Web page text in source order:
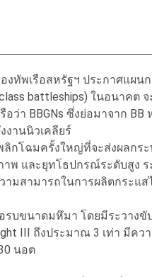
ทัพเรือสหรัฐฯ ประกาศแผนก
battleships) ในอนาคต
อว่า BBGNs ซึ่งย่อมาจาก
งานนิวเคลียร์
ลิกโฉมครั้งใหญ่ที่จะส่งผลก
พ และยุทโธปกรณ์ระดับสูง
มสามารถในการผลิตกระแส
อรบขนาดมหึมา โดยมีระวา
III ถึงประมาณ 3 เท่า มีค
นอต